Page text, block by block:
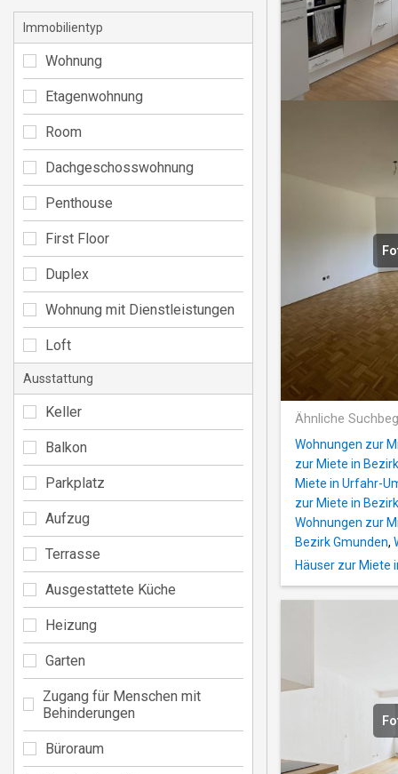
Ähnliche
Wohnungen zur
zur Miete in
Miete in Urfahr-
zur Miete in
Wohnungen zur
Bezirk Gmunden,
Häuser zur Miete
Immobilientyp
Wohnung
Etagenwohnung
Room
Dachgeschosswohnung
Penthouse
First Floor
Duplex
Wohnung mit Dienstleistungen
Loft
Ausstattung
Keller
Balkon
Parkplatz
Aufzug
Terrasse
Ausgestattete Küche
Heizung
Garten
Zugang für Menschen mit
Behinderungen
Büroraum